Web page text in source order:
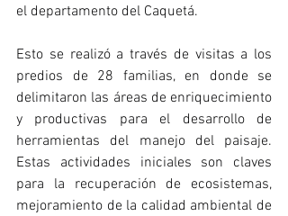
el departamento del Caquetá.
Esto se realizó a través de visitas a los
predios de 28 familias, en donde se
delimitaron las áreas de enriquecimiento
y productivas para el desarrollo de
herramientas del manejo del paisaje.
Estas actividades iniciales son claves
para la recuperación de ecosistemas,
mejoramiento de la calidad ambiental de